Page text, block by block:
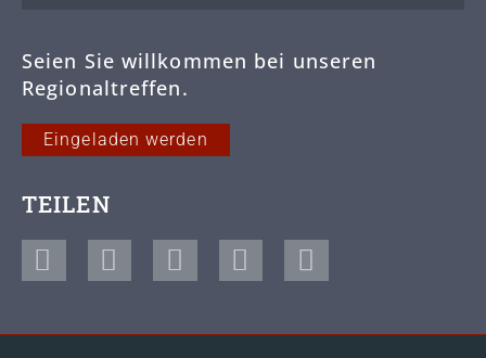
Seien Sie willkommen bei unseren
Regionaltreffen.
Eingeladen werden
TEILEN